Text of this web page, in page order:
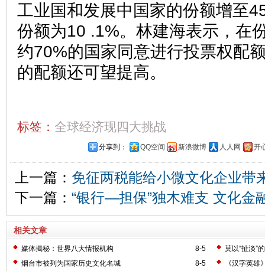
工业国和发展中国家的份额增至
份额为10 .1%。林建海表示，在
约70%的国家同意进行投票权配
的配额还可望提高。
标签： 全球经济现四大挑战
分享到： QQ空间 新浪微博 人人网 开
上一篇： 免征两税能给小微文化企业带
下一篇： “银行—担保”独木难支 文化金
相关文章
8-5
媒体揭秘：世界八大情报机构
莫以“扯淡”
8-5
烟台市被列为国家历史文化名城
《汉字英雄